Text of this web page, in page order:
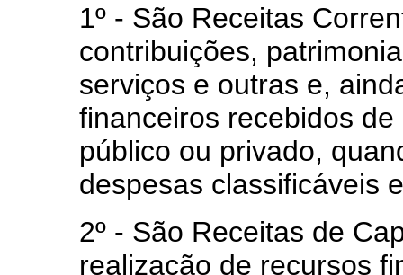
1º - São Receitas
contribuições,
serviços e outras e,
financeiros recebidos
público ou privado,
despesas classificáveis
2º - São Receitas de
realização de recursos